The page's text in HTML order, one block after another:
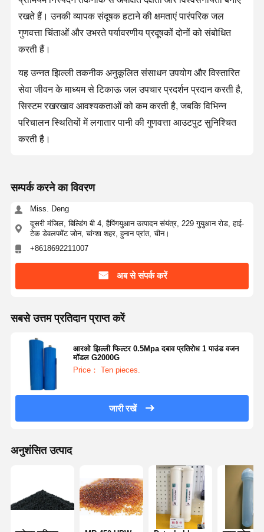
रखते हैं। उनकी व्यापक संदूषक हटाने की क्षमताएं पारंपरिक जल
गुणवत्ता चिंताओं और उभरते पर्यावरणीय प्रदूषकों दोनों को संबोधित
करती हैं।
यह उन्नत झिल्ली तकनीक अनुकूलित संसाधन उपयोग और विस्तारित
सेवा जीवन के माध्यम से टिकाऊ जल उपचार प्रदर्शन प्रदान करती है,
सिस्टम रखरखाव आवश्यकताओं को कम करती है, जबकि विभिन्न
परिचालन स्थितियों में लगातार पानी की गुणवत्ता आउटपुट सुनिश्चित
करती है।
सम्पर्क करने का विवरण
Miss. Deng
दूसरी मंजिल, बिल्डिंग बी 4, हैपिंगयुआन उत्पादन संयंत्र, 229 गुयुआन रोड, हाई-
टेक डेवलपमेंट जोन, चांग्शा शहर, हुनान प्रांत, चीन।
+8618692211007
अब से संपर्क करें
सबसे उत्तम प्रतिदान प्राप्त करें
आरओ झिल्ली फिल्टर 0.5Mpa दबाव प्रतिरोध 1 पाउंड वजन
मॉडल G2000G
Price： Ten pieces.
जारी रखें
अनुशंसित उत्पाद